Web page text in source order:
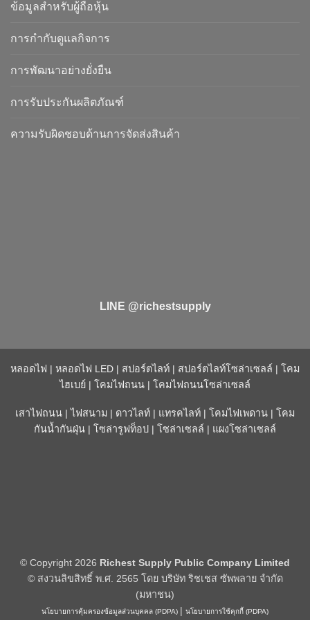
ข้อมูลสำหรับผู้ถือหุ้น
การกำกับดูแลกิจการ
การพัฒนาอย่างยั่งยืน
การรับประกันผลิตภัณฑ์
ความรับผิดชอบด้านการจัดส่งสินค้า
LINE @richestsupply
หลอดไฟ | หลอดไฟ LED | สปอร์ตไลท์ | สปอร์ตไลท์โซล่าเซลล์ | โคม
ไฮเบย์ | โคมไฟถนน | โคมไฟถนนโซล่าเซลล์
เสาไฟถนน |ไฟสนาม | ดาวไลท์ | แทรคไลท์ | โคมไฟเพดาน | โคม
กันน้ำกันฝุ่น | โซล่ารูฟท็อป | โซล่าเซลล์ | แผงโซล่าเซลล์
© Copyright 2026 Richest Supply Public Company Limited
© สงวนลิขสิทธิ์ พ.ศ. 2565 โดย บริษัท ริชเชส ซัพพลาย จำกัด
(มหาชน)
นโยบายการคุ้มครองข้อมูลส่วนบุคคล (PDPA) | นโยบายการใช้คุกกี้ (PDPA)